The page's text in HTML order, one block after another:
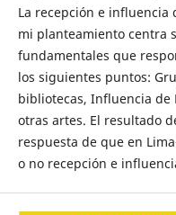
La recepción e influencia
mi planteamiento centra
fundamentales que
los siguientes puntos:
bibliotecas, Influencia
otras artes. El resultado
respuesta de que en
o no recepción e